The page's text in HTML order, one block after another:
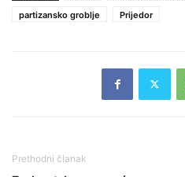
partizansko groblje
Prijedor
Prethodni članak